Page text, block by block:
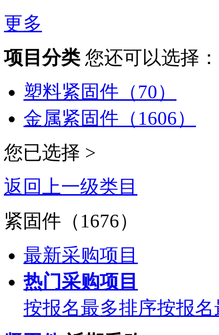
更多
项目分类 您还可以选择：
塑料紧固件（70）
金属紧固件（1606）
您已选择 >
返回上一级类目
紧固件（1676）
最新采购项目
热门采购项目
按报名最多排序按报